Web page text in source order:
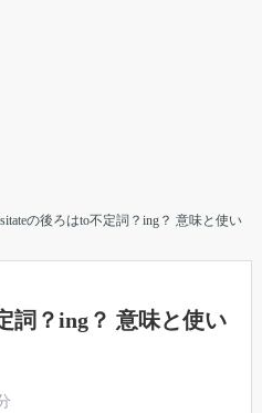
の後ろはto不定詞？ing？ 意味と使い
詞？ing？ 意味と使い